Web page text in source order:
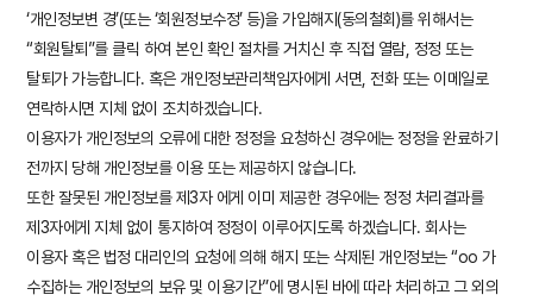
‘개인정보변 경’(또는 ‘회원정보수정’ 등)을 가입해지(동의철회)를 위해서는
“회원탈퇴”를 클릭 하여 본인 확인 절차를 거치신 후 직접 열람, 정정 또는
탈퇴가 가능합니다. 혹은 개인정보관리책임자에게 서면, 전화 또는 이메일로
연락하시면 지체 없이 조치하겠습니다.
이용자가 개인정보의 오류에 대한 정정을 요청하신 경우에는 정정을 완료하기
전까지 당해 개인정보를 이용 또는 제공하지 않습니다.
또한 잘못된 개인정보를 제3자 에게 이미 제공한 경우에는 정정 처리결과를
제3자에게 지체 없이 통지하여 정정이 이루어지도록 하겠습니다. 회사는
이용자 혹은 법정 대리인의 요청에 의해 해지 또는 삭제된 개인정보는 “oo 가
수집하는 개인정보의 보유 및 이용기간”에 명시된 바에 따라 처리하고 그 외의